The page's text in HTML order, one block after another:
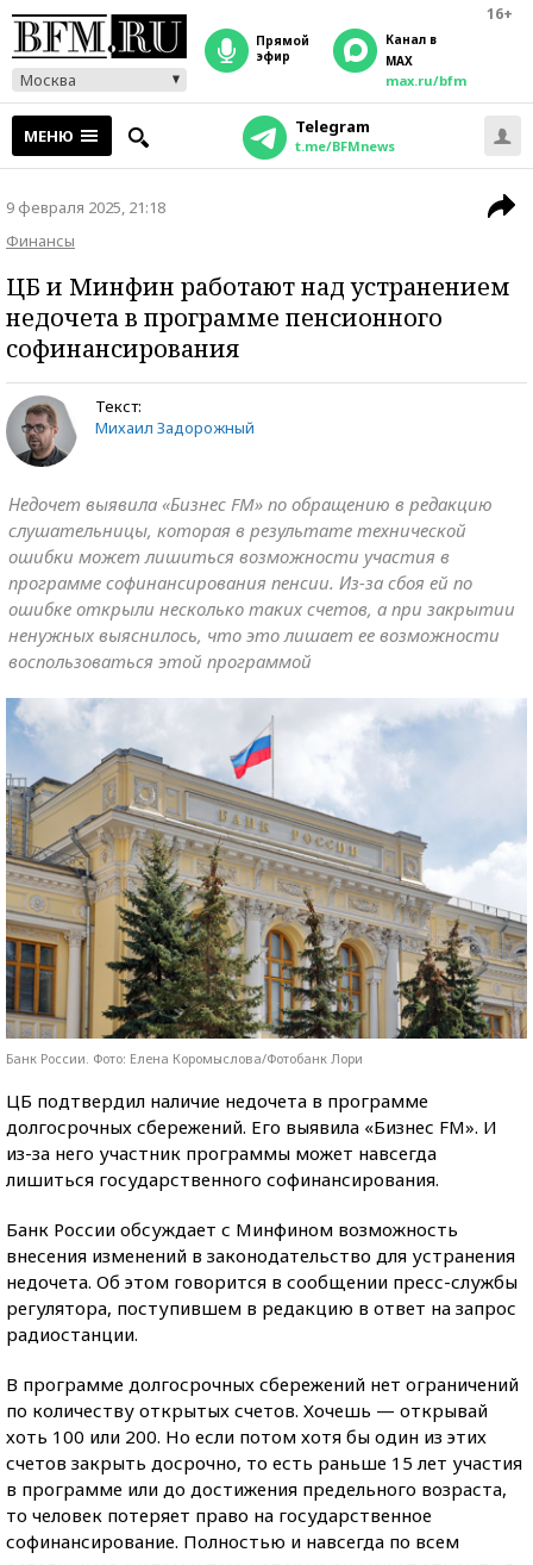
16+
Москва
прямой
эфир
Канал в
MAX
max.ru/bfm
МЕНЮ Telegram
t.me/BFMnews
9 февраля 2025, 21:18
Финансы
ЦБ и Минфин работают над устранением
недочета в программе пенсионного
софинансирования
Текст:
Михаил Задорожный
Недочет выявила «Бизнес FM» по обращению в редакцию
слушательницы, которая в результате технической
ошибки может лишиться возможности участия в
программе софинансирования пенсии. Из-за сбоя ей по
ошибке открыли несколько таких счетов, а при закрытии
ненужных выяснилось, что это лишает ее возможности
воспользоваться этой программой
Банк России. Фото: Елена Коромыслова/Фотобанк Лори
ЦБ подтвердил наличие недочета в программе
долгосрочных сбережений. Его выявила «Бизнес FM». И
из-за него участник программы может навсегда
лишиться государственного софинансирования.
Банк России обсуждает с Минфином возможность
внесения изменений в законодательство для устранения
недочета. Об этом говорится в сообщении пресс-службы
регулятора, поступившем в редакцию в ответ на запрос
радиостанции.
В программе долгосрочных сбережений нет ограничений
по количеству открытых счетов. Хочешь — открывай
хоть 100 или 200. Но если потом хотя бы один из этих
счетов закрыть досрочно, то есть раньше 15 лет участия
в программе или до достижения предельного возраста,
то человек потеряет право на государственное
софинансирование. Полностью и навсегда по всем